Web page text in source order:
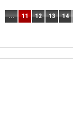
... 11 12 13 14